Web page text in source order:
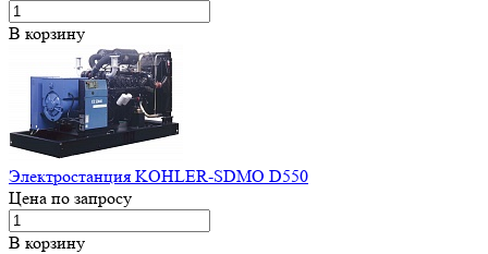
В корзину
Электростанция KOHLER-SDMO D550
Цена по запросу
В корзину